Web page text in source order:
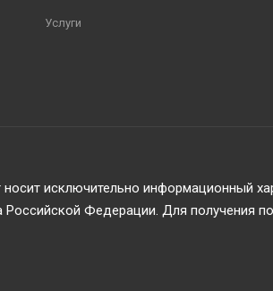
Специальный ф
Услуги
исключительно информационный
Российской Федерации. Для получения